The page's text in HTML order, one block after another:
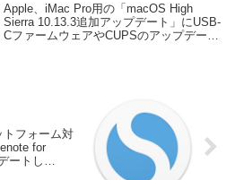
Apple、iMac Pro用の「macOS High
Sierra 10.13.3追加アップデート」にUSB-
CファームウェアやCUPSのアップデート
フォーム対
for
ートし